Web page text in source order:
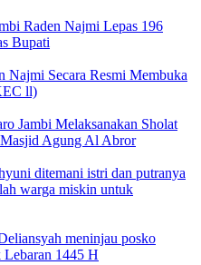
Raden Najmi Lepas 196
Bupati
Najmi Secara Resmi Membuka
ll)
Jambi Melaksanakan Sholat
Agung Al Abror
ditemani istri dan putranya
warga miskin untuk
meninjau posko
Lebaran 1445 H